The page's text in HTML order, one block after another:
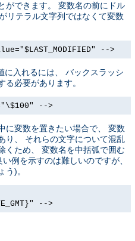
ができます。 変数名の前にドル
リテラル文字列ではなくて変数
-->
に入れるには、 バックスラッシ
る必要があります。
-->
に変数を置きたい場合で、 変数
り、 それらの文字について混乱
くため、 変数名を中括弧で囲む
例を示すのは難しいのですが、
う)。
-->